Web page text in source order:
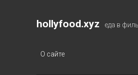
hollyfood.xyz еда в
О сайте